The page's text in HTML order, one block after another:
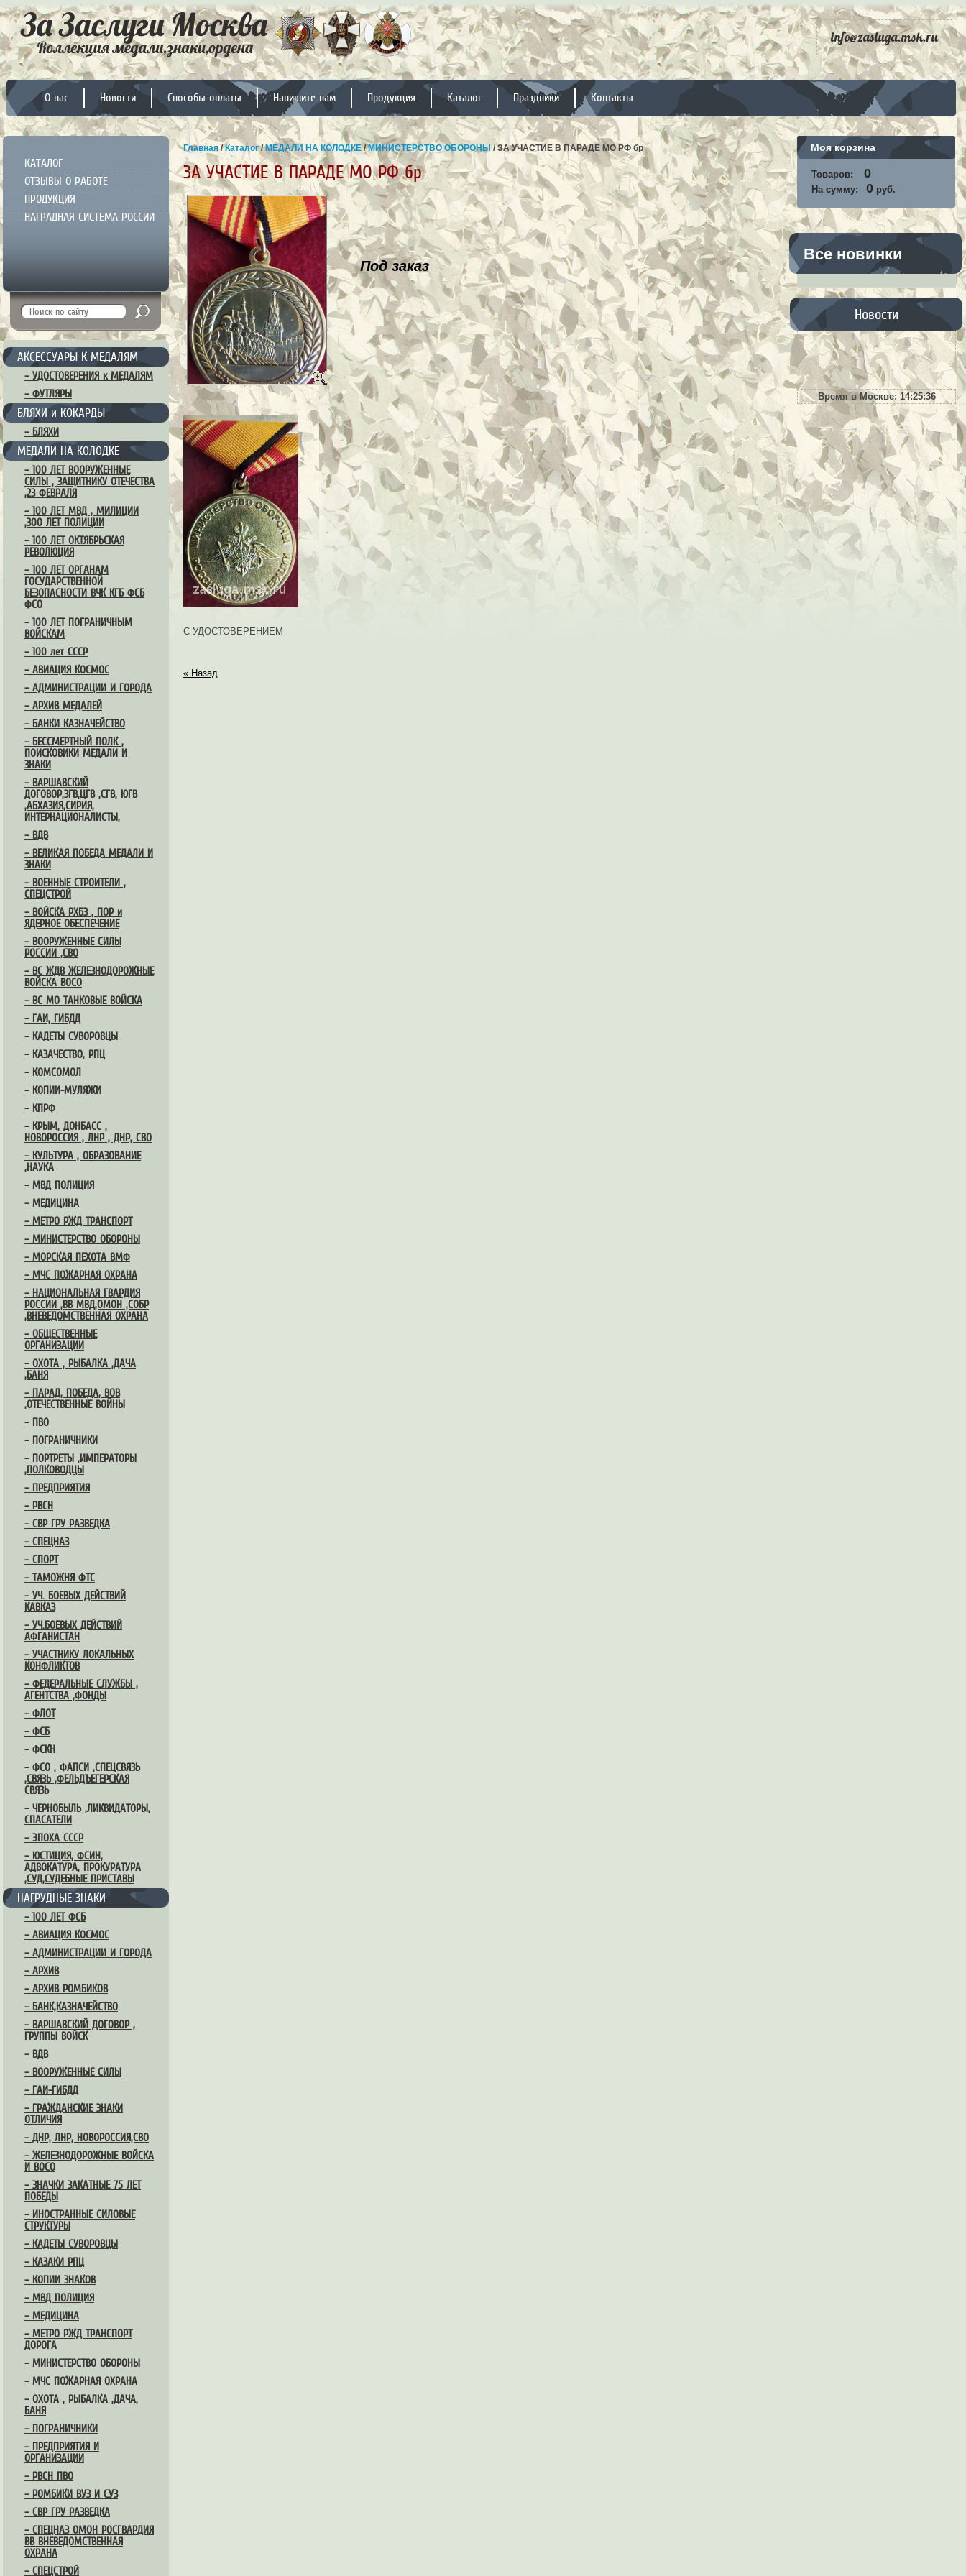
info@zasluga.msk.ru
О нас Новости Способы оплаты Напишите нам Продукция Каталог Праздники Контакты
КАТАЛОГ
ОТЗЫВЫ О РАБОТЕ
ПРОДУКЦИЯ
НАГРАДНАЯ СИСТЕМА РОССИИ
АКСЕССУАРЫ К МЕДАЛЯМ
– УДОСТОВЕРЕНИЯ к МЕДАЛЯМ
– ФУТЛЯРЫ
БЛЯХИ и КОКАРДЫ
– БЛЯХИ
МЕДАЛИ НА КОЛОДКЕ
– 100 ЛЕТ ВООРУЖЕННЫЕ
СИЛЫ , ЗАЩИТНИКУ ОТЕЧЕСТВА
,23 ФЕВРАЛЯ
– 100 ЛЕТ МВД , МИЛИЦИИ
,300 ЛЕТ ПОЛИЦИИ
– 100 ЛЕТ ОКТЯБРЬСКАЯ
РЕВОЛЮЦИЯ
– 100 ЛЕТ ОРГАНАМ
ГОСУДАРСТВЕННОЙ
БЕЗОПАСНОСТИ ВЧК КГБ ФСБ
ФСО
– 100 ЛЕТ ПОГРАНИЧНЫМ
ВОЙСКАМ
– 100 лет СССР
– АВИАЦИЯ КОСМОС
– АДМИНИСТРАЦИИ И ГОРОДА
– АРХИВ МЕДАЛЕЙ
– БАНКИ КАЗНАЧЕЙСТВО
– БЕССМЕРТНЫЙ ПОЛК ,
ПОИСКОВИКИ МЕДАЛИ И
ЗНАКИ
– ВАРШАВСКИЙ
ДОГОВОР,ЗГВ,ЦГВ ,СГВ, ЮГВ
,АБХАЗИЯ,СИРИЯ,
ИНТЕРНАЦИОНАЛИСТЫ,
– ВДВ
– ВЕЛИКАЯ ПОБЕДА МЕДАЛИ И
ЗНАКИ
– ВОЕННЫЕ СТРОИТЕЛИ ,
СПЕЦСТРОЙ
– ВОЙСКА РХБЗ , ПОР и
ЯДЕРНОЕ ОБЕСПЕЧЕНИЕ
– ВООРУЖЕННЫЕ СИЛЫ
РОССИИ ,СВО
– ВС ЖДВ ЖЕЛЕЗНОДОРОЖНЫЕ
ВОЙСКА ВОСО
– ВС МО ТАНКОВЫЕ ВОЙСКА
– ГАИ, ГИБДД
– КАДЕТЫ СУВОРОВЦЫ
– КАЗАЧЕСТВО, РПЦ
– КОМСОМОЛ
– КОПИИ-МУЛЯЖИ
– КПРФ
– КРЫМ, ДОНБАСС ,
НОВОРОССИЯ , ЛНР , ДНР, СВО
– КУЛЬТУРА , ОБРАЗОВАНИЕ
,НАУКА
– МВД ПОЛИЦИЯ
– МЕДИЦИНА
– МЕТРО РЖД ТРАНСПОРТ
– МИНИСТЕРСТВО ОБОРОНЫ
– МОРСКАЯ ПЕХОТА ВМФ
– МЧС ПОЖАРНАЯ ОХРАНА
– НАЦИОНАЛЬНАЯ ГВАРДИЯ
РОССИИ ,ВВ МВД,ОМОН ,СОБР
,ВНЕВЕДОМСТВЕННАЯ ОХРАНА
– ОБЩЕСТВЕННЫЕ
ОРГАНИЗАЦИИ
– ОХОТА , РЫБАЛКА ,ДАЧА
,БАНЯ
– ПАРАД, ПОБЕДА, ВОВ
,ОТЕЧЕСТВЕННЫЕ ВОЙНЫ
– ПВО
– ПОГРАНИЧНИКИ
– ПОРТРЕТЫ ,ИМПЕРАТОРЫ
,ПОЛКОВОДЦЫ
– ПРЕДПРИЯТИЯ
– РВСН
– СВР ГРУ РАЗВЕДКА
– СПЕЦНАЗ
– СПОРТ
– ТАМОЖНЯ ФТС
– УЧ. БОЕВЫХ ДЕЙСТВИЙ
КАВКАЗ
– УЧ.БОЕВЫХ ДЕЙСТВИЙ
АФГАНИСТАН
– УЧАСТНИКУ ЛОКАЛЬНЫХ
КОНФЛИКТОВ
– ФЕДЕРАЛЬНЫЕ СЛУЖБЫ ,
АГЕНТСТВА ,ФОНДЫ
– ФЛОТ
– ФСБ
– ФСКН
– ФСО , ФАПСИ ,СПЕЦСВЯЗЬ
,СВЯЗЬ ,ФЕЛЬДЪЕГЕРСКАЯ
СВЯЗЬ
– ЧЕРНОБЫЛЬ ,ЛИКВИДАТОРЫ,
СПАСАТЕЛИ
– ЭПОХА СССР
– ЮСТИЦИЯ, ФСИН,
АДВОКАТУРА, ПРОКУРАТУРА
,СУД,СУДЕБНЫЕ ПРИСТАВЫ
НАГРУДНЫЕ ЗНАКИ
– 100 ЛЕТ ФСБ
– АВИАЦИЯ КОСМОС
– АДМИНИСТРАЦИИ И ГОРОДА
– АРХИВ
– АРХИВ РОМБИКОВ
– БАНК,КАЗНАЧЕЙСТВО
– ВАРШАВСКИЙ ДОГОВОР ,
ГРУППЫ ВОЙСК
– ВДВ
– ВООРУЖЕННЫЕ СИЛЫ
– ГАИ-ГИБДД
– ГРАЖДАНСКИЕ ЗНАКИ
ОТЛИЧИЯ
– ДНР, ЛНР, НОВОРОССИЯ,СВО
– ЖЕЛЕЗНОДОРОЖНЫЕ ВОЙСКА
И ВОСО
– ЗНАЧКИ ЗАКАТНЫЕ 75 ЛЕТ
ПОБЕДЫ
– ИНОСТРАННЫЕ СИЛОВЫЕ
СТРУКТУРЫ
– КАДЕТЫ СУВОРОВЦЫ
– КАЗАКИ РПЦ
– КОПИИ ЗНАКОВ
– МВД ПОЛИЦИЯ
– МЕДИЦИНА
– МЕТРО РЖД ТРАНСПОРТ
ДОРОГА
– МИНИСТЕРСТВО ОБОРОНЫ
– МЧС ПОЖАРНАЯ ОХРАНА
– ОХОТА , РЫБАЛКА ,ДАЧА,
БАНЯ
– ПОГРАНИЧНИКИ
– ПРЕДПРИЯТИЯ И
ОРГАНИЗАЦИИ
– РВСН ПВО
– РОМБИКИ ВУЗ И СУЗ
– СВР ГРУ РАЗВЕДКА
– СПЕЦНАЗ ОМОН РОСГВАРДИЯ
ВВ ВНЕВЕДОМСТВЕННАЯ
ОХРАНА
– СПЕЦСТРОЙ
Главная/Каталог/МЕДАЛИ НА КОЛОДКЕ/МИНИСТЕРСТВО ОБОРОНЫ/ ЗА УЧАСТИЕ В ПАРАДЕ МО РФ бр
ЗА УЧАСТИЕ В ПАРАДЕ МО РФ бр
Под заказ
С УДОСТОВЕРЕНИЕМ
« Назад
Моя корзина
Товаров: 0
На сумму: 0 руб.
Все новинки
Новости
Время в Москве: 14:25:38